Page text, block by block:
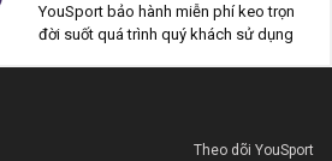
YouSport bảo hành miễn phí keo trọn
đời suốt quá trình quý khách sử dụng
Theo dõi YouSport